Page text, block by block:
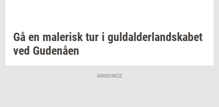
Gå en ma­le­risktur i gul­dal­der­land­ska­bet
ved Gu­denå­en
ANNONCE